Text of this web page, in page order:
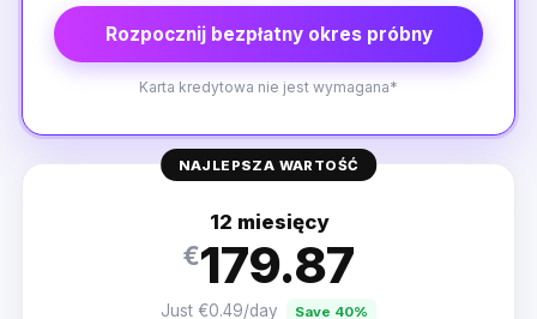
Rozpocznij bezpłatny okres próbny
Karta kredytowa nie jest wymagana*
NAJLEPSZA WARTOŚĆ
12 miesięcy
€179.87
Just €0.49/day Save 40%